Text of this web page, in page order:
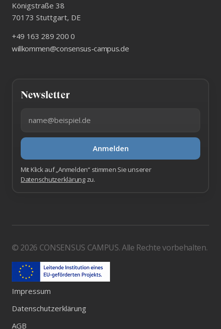
Königstraße 38
70173 Stuttgart, DE
+49 163 289 200 0
willkommen@consensus-campus.de
Newsletter
Anmelden
Mit Klick auf „Anmelden“ stimmen Sie unserer
Datenschutzerklärungzu.
© 2026 CONSENSUS CAMPUS. Alle Rechte vorbehalten.
Impressum
Datenschutzerklärung
AGB